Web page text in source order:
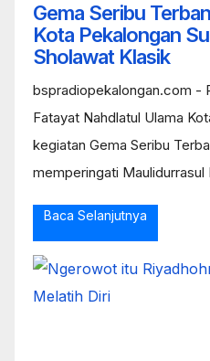
Gema Seribu
Kota Pekalongan
Sholawat Klasik
bspradiopekalongan.com -
Fatayat Nahdlatul Ulama
kegiatan Gema Seribu
memperingati Maulidurrasul
Baca Selanjutnya